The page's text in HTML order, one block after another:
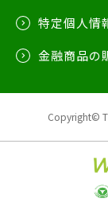
特定個人情
金融商品の
Copyright©